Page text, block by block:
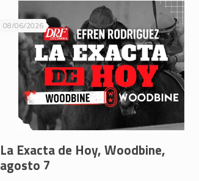
08/06/2026
La Exacta de Hoy, Woodbine,
agosto 7